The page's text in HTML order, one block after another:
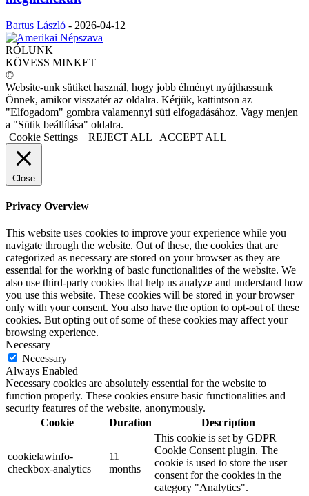
Bartus László - 2026-04-12
RÓLUNK
KÖVESS MINKET
©
Website-unk sütiket használ, hogy jobb élményt nyújthassunk
Önnek, amikor visszatér az oldalra. Kérjük, kattintson az
"Elfogadom" gombra valamennyi süti elfogadásához. Vagy menjen
a "Sütik beállítása" oldalra.
Cookie Settings
REJECT ALL ACCEPT ALL
Close
Privacy Overview
This website uses cookies to improve your experience while you
navigate through the website. Out of these, the cookies that are
categorized as necessary are stored on your browser as they are
essential for the working of basic functionalities of the website. We
also use third-party cookies that help us analyze and understand how
you use this website. These cookies will be stored in your browser
only with your consent. You also have the option to opt-out of these
cookies. But opting out of some of these cookies may affect your
browsing experience.
Necessary
Necessary
Always Enabled
Necessary cookies are absolutely essential for the website to
function properly. These cookies ensure basic functionalities and
security features of the website, anonymously.
Cookie
Duration Description
cookielawinfo-
checkbox-analytics
11
months
This cookie is set by GDPR
Cookie Consent plugin. The
cookie is used to store the user
consent for the cookies in the
category "Analytics".